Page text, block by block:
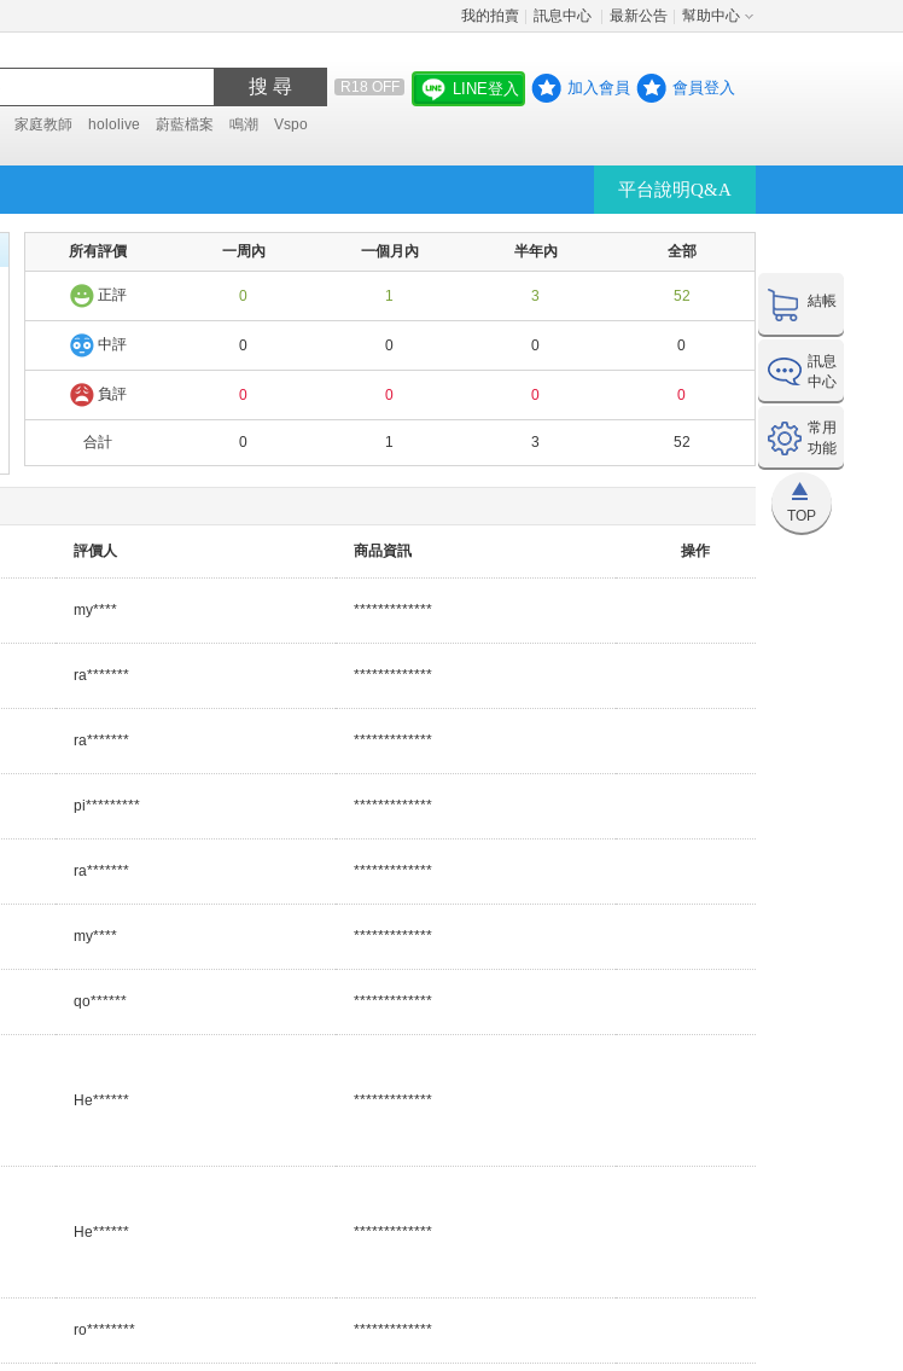
我的拍賣 訊息中心 最新公告 幫助中心
搜 尋 R18 OFF
家庭教師 hololive 蔚藍檔案 鳴潮 Vspo
LINE登入 加入會員 會員登入
平台說明Q&A
結帳
訊息
中心
常用
功能
TOP
所有評價 一周內 一個月內 半年內 全部
正評 0 1 3 52
中評 0 0 0 0
負評 0 0 0 0
合計 0 1 3 52
評價人 商品資訊 操作
my**** *************
ra******* *************
ra******* *************
pi********* *************
ra******* *************
my**** *************
qo****** *************
He****** *************
He****** *************
ro******** *************